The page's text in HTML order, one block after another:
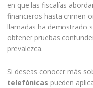
en que las fiscalías
financieros hasta crimen
llamadas ha demostrado
obtener pruebas
prevalezca.
Si deseas conocer más
telefónicas pueden